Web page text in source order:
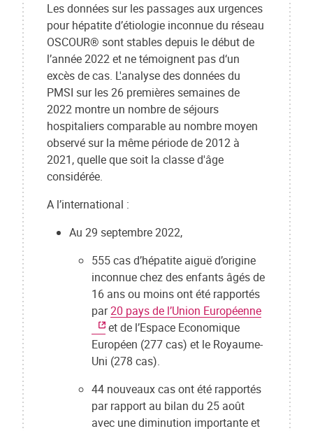
Les données sur les passages aux urgences
pour hépatite d’étiologie inconnue du réseau
OSCOUR® sont stables depuis le début de
l’année 2022 et ne témoignent pas d‘un
excès de cas. L'analyse des données du
PMSI sur les 26 premières semaines de
2022 montre un nombre de séjours
hospitaliers comparable au nombre moyen
observé sur la même période de 2012 à
2021, quelle que soit la classe d'âge
considérée.
A l’international :
Au 29 septembre 2022,
555 cas d’hépatite aiguë d’origine
inconnue chez des enfants âgés de
16 ans ou moins ont été rapportés
par20 pays de l’Union Européenne
et de l’Espace Economique
Européen (277 cas) et le Royaume-
Uni (278 cas).
44 nouveaux cas ont été rapportés
par rapport au bilan du 25 août
avec une diminution importante et